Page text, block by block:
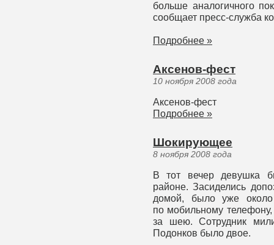
больше аналогичного
сообщает пресс-служба
Подробнее »
Аксенов-фест
10 ноября 2008 года
Аксенов-фест
Подробнее »
Шокирующее
8 ноября 2008 года
В тот вечер девушка
районе. Засиделись
домой, было уже около
по мобильному
за шею. Сотрудник
Подонков было двое.